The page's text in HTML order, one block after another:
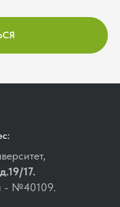
17.
- №40109.